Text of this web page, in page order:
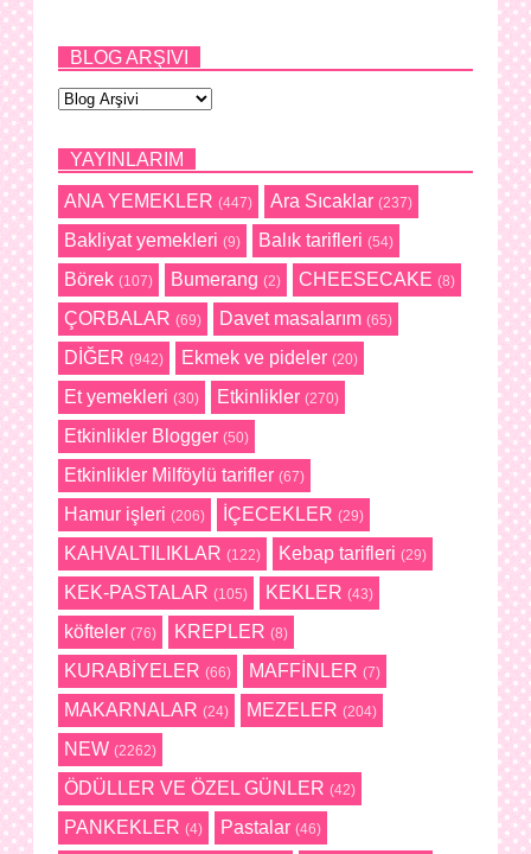
BLOG ARŞIVI
YAYINLARIM
ANA YEMEKLER (447) Ara Sıcaklar (237)
Bakliyat yemekleri (9) Balık tarifleri (54)
Börek (107) Bumerang (2) CHEESECAKE (8)
ÇORBALAR (69) Davet masalarım (65)
DİĞER (942) Ekmek ve pideler (20)
Et yemekleri (30) Etkinlikler (270)
Etkinlikler Blogger (50)
Etkinlikler Milföylü tarifler (67)
Hamur işleri (206) İÇECEKLER (29)
KAHVALTILIKLAR (122) Kebap tarifleri (29)
KEK-PASTALAR (105) KEKLER (43)
köfteler (76) KREPLER (8)
KURABİYELER (66) MAFFİNLER (7)
MAKARNALAR (24) MEZELER (204)
NEW (2262)
ÖDÜLLER VE ÖZEL GÜNLER (42)
PANKEKLER (4) Pastalar (46)